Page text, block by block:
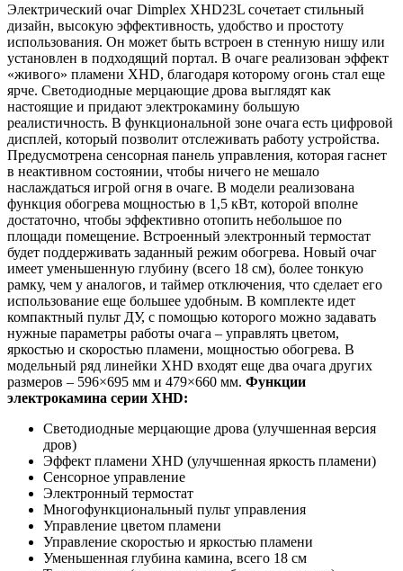
Электрический очаг Dimplex XHD23L сочетает стильный
дизайн, высокую эффективность, удобство и простоту
использования. Он может быть встроен в стенную нишу или
установлен в подходящий портал. В очаге реализован эффект
«живого» пламени XHD, благодаря которому огонь стал еще
ярче. Светодиодные мерцающие дрова выглядят как
настоящие и придают электрокамину большую
реалистичность. В функциональной зоне очага есть цифровой
дисплей, который позволит отслеживать работу устройства.
Предусмотрена сенсорная панель управления, которая гаснет
в неактивном состоянии, чтобы ничего не мешало
наслаждаться игрой огня в очаге. В модели реализована
функция обогрева мощностью в 1,5 кВт, которой вполне
достаточно, чтобы эффективно отопить небольшое по
площади помещение. Встроенный электронный термостат
будет поддерживать заданный режим обогрева. Новый очаг
имеет уменьшенную глубину (всего 18 см), более тонкую
рамку, чем у аналогов, и таймер отключения, что сделает его
использование еще большее удобным. В комплекте идет
компактный пульт ДУ, с помощью которого можно задавать
нужные параметры работы очага – управлять цветом,
яркостью и скоростью пламени, мощностью обогрева. В
модельный ряд линейки XHD входят еще два очага других
размеров – 596×695 мм и 479×660 мм. Функции
электрокамина серии XHD:
Светодиодные мерцающие дрова (улучшенная версия
дров)
Эффект пламени XHD (улучшенная яркость пламени)
Сенсорное управление
Электронный термостат
Многофункциональный пульт управления
Управление цветом пламени
Управление скоростью и яркостью пламени
Уменьшенная глубина камина, всего 18 см